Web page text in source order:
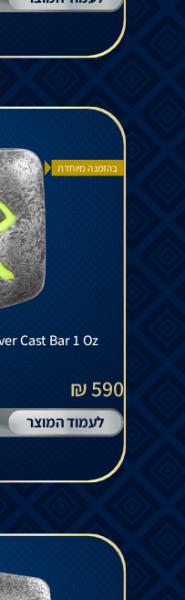
בהזמנה מיוחדת
590 ₪
לעמוד המוצר